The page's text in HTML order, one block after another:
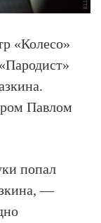
«Колесо»
Павлом
попал
—